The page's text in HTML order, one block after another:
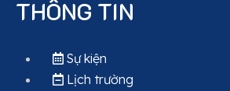
THÔNG TIN
Sự kiện
Lịch trường